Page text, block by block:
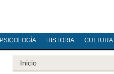
PSICOLOGÍA HISTORIA CULTURA
Inicio